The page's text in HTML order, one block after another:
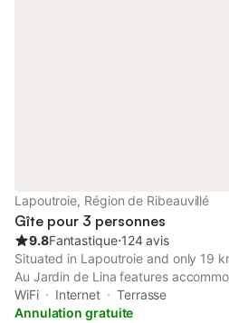
Lapoutroie, Région de Ribeauvillé
Gîte pour 3 personnes
9.8Fantastique⋅124 avis
Situated in Lapoutroie and only 19
Au Jardin de Lina features
WiFi and free private parking. The
views, and is 20 km from Saint-
WiFi Internet
Terrasse
Annulation gratuite